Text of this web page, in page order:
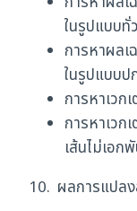
ในรูปแบบทั่
การหาผลเ
ในรูปแบบป
การหาเวก
การหาเวก
เส้นไม่เอก
10. ผลการแปล